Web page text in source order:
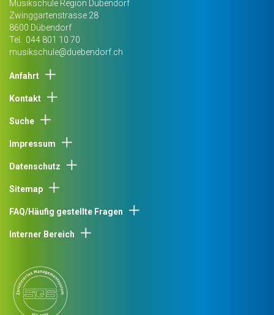
Musikschule Region Dübendorf
Zwinggartenstrasse 28
8600 Dübendorf
Tel.
044 801 10 70
musikschule@duebendorf.ch
Anfahrt
Kontakt
Suche
Impressum
Datenschutz
Sitemap
FAQ/Häufig gestellte Fragen
Interner Bereich